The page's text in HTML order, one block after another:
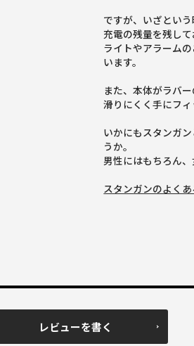
ですが、いざとい
充電の残量を残し
ライトやアラーム
います。
また、本体がラバ
滑りにくく手にフィ
いかにもスタンガ
うか。
男性にはもちろん
スタンガンのよく
レビューを書く